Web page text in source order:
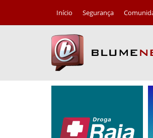
Início Segurança